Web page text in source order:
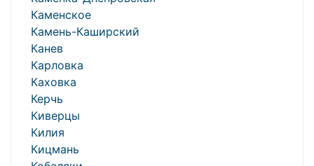
Каменское
Камень-Каширский
Канев
Карловка
Каховка
Керчь
Киверцы
Килия
Кицмань